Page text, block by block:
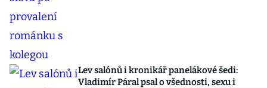
Lev salónů i kronikář panelákové šedi:
Vladimír Páral psal o všednosti, sexu i